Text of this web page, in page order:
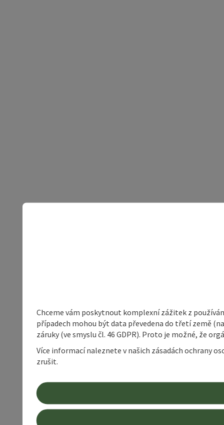
Chceme vám poskytnout komplexní zážitek z
případech mohou být data převedena do třetí země
záruky (ve smyslu čl. 46 GDPR). Proto je možné, že
Více informací naleznete v našich zásadách ochrany
zrušit.